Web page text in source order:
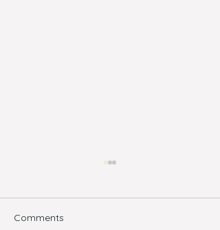
Comments